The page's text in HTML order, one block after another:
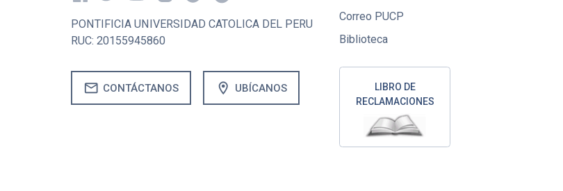
PONTIFICIA UNIVERSIDAD CATOLICA DEL PERU
RUC: 20155945860
mail CONTÁCTANOS location_on UBÍCANOS
Correo PUCP
Biblioteca
LIBRO DE
RECLAMACIONES